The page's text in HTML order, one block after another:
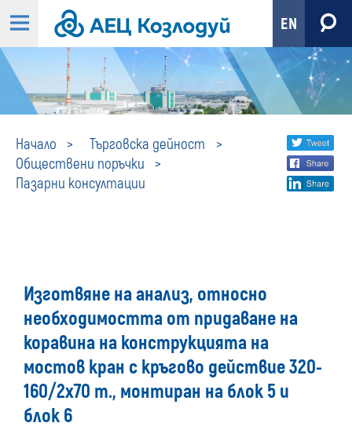
EN
Начало
Търговска дейност
Обществени поръчки
Пазарни консултации
Пазарни
консултации
Share
social
Изготвяне на анализ, относно
необходимостта от придаване на
коравина на конструкцията на
мостов кран с кръгово действие 320-
160/2х70 т., монтиран на блок 5 и
блок 6